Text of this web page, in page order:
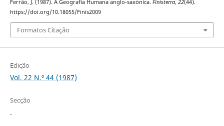
Ferrão, J. (1987). A Geografia Humana anglo-saxónica. Finisterra, 22(44).
https://doi.org/10.18055/Finis2009
Formatos Citação
Edição
Vol. 22 N.º 44 (1987)
Secção
.